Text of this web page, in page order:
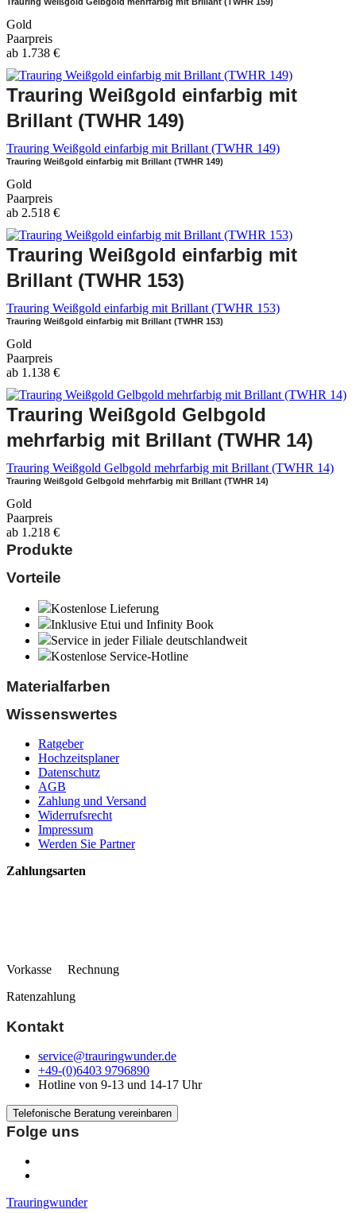
Gold
Paarpreis
ab 1.738 €
Trauring Weißgold einfarbig mit
Brillant (TWHR 149)
Trauring Weißgold einfarbig mit Brillant (TWHR 149)
Trauring Weißgold einfarbig mit Brillant (TWHR 149)
Gold
Paarpreis
ab 2.518 €
Trauring Weißgold einfarbig mit
Brillant (TWHR 153)
Trauring Weißgold einfarbig mit Brillant (TWHR 153)
Trauring Weißgold einfarbig mit Brillant (TWHR 153)
Gold
Paarpreis
ab 1.138 €
Trauring Weißgold Gelbgold
mehrfarbig mit Brillant (TWHR 14)
Trauring Weißgold Gelbgold mehrfarbig mit Brillant (TWHR 14)
Trauring Weißgold Gelbgold mehrfarbig mit Brillant (TWHR 14)
Gold
Paarpreis
ab 1.218 €
Produkte
Vorteile
Kostenlose Lieferung
Inklusive Etui und Infinity Book
Service in jeder Filiale deutschlandweit
Kostenlose Service-Hotline
Materialfarben
Wissenswertes
Ratgeber
Hochzeitsplaner
Datenschutz
AGB
Zahlung und Versand
Widerrufsrecht
Impressum
Werden Sie Partner
Zahlungsarten
Vorkasse Rechnung
Ratenzahlung
Kontakt
service@trauringwunder.de
+49-(0)6403 9796890
Hotline von 9-13 und 14-17 Uhr
Telefonische Beratung vereinbaren
Folge uns
Trauringwunder